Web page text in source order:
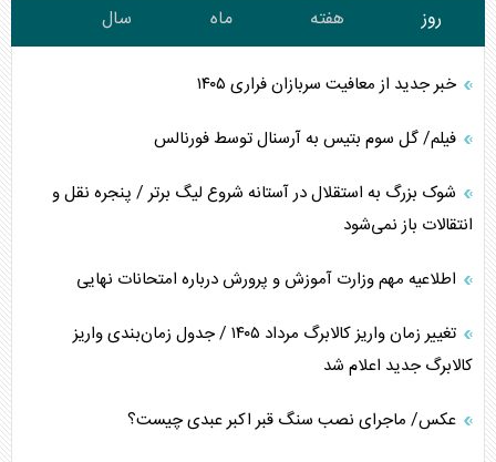
روز هفته ماه سال
خبر جدید از معافیت سربازان فراری ۱۴۰۵
فیلم/ گل سوم بتیس به آرسنال توسط فورنالس
شوک بزرگ به استقلال در آستانه شروع لیگ برتر / پنجره نقل و
انتقالات باز نمی‌شود
اطلاعیه مهم وزارت آموزش و پرورش درباره امتحانات نهایی
تغییر زمان واریز کالابرگ مرداد ۱۴۰۵ / جدول زمان‌بندی واریز
کالابرگ جدید اعلام شد
عکس/ ماجرای نصب سنگ قبر اکبر عبدی چیست؟